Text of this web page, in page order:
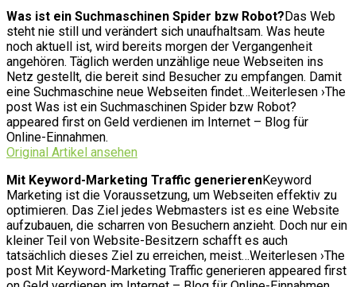
Was ist ein Suchmaschinen Spider bzw Robot?Das Web
steht nie still und verändert sich unaufhaltsam. Was heute
noch aktuell ist, wird bereits morgen der Vergangenheit
angehören. Täglich werden unzählige neue Webseiten ins
Netz gestellt, die bereit sind Besucher zu empfangen. Damit
eine Suchmaschine neue Webseiten findet…Weiterlesen ›The
post Was ist ein Suchmaschinen Spider bzw Robot?
appeared first on Geld verdienen im Internet – Blog für
Online-Einnahmen.
Original Artikel ansehen
Mit Keyword-Marketing Traffic generierenKeyword
Marketing ist die Voraussetzung, um Webseiten effektiv zu
optimieren. Das Ziel jedes Webmasters ist es eine Website
aufzubauen, die scharren von Besuchern anzieht. Doch nur ein
kleiner Teil von Website-Besitzern schafft es auch
tatsächlich dieses Ziel zu erreichen, meist…Weiterlesen ›The
post Mit Keyword-Marketing Traffic generieren appeared first